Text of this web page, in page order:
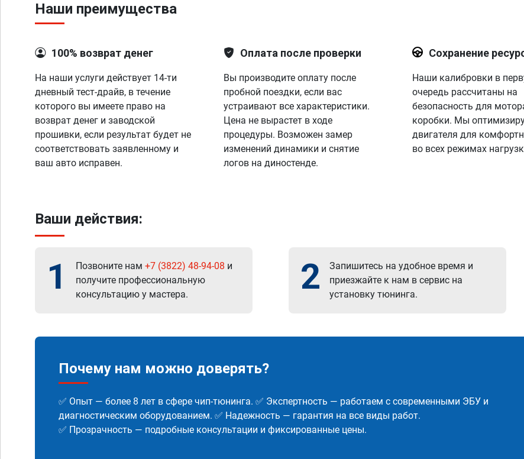
Наши преимущества
100% возврат денег
На наши услуги действует 14-ти
дневный тест-драйв, в течение
которого вы имеете право на
возврат денег и заводской
прошивки, если результат будет не
соответствовать заявленному и
ваш авто исправен.
Оплата после проверки
Вы производите оплату после
пробной поездки, если вас
устраивают все характеристики.
Цена не вырастет в ходе
процедуры. Возможен замер
изменений динамики и снятие
логов на диностенде.
Сохранение
Наши калибровки в
очередь рассчитаны на
безопасность для
коробки. Мы
двигателя для
во всех режимах
Ваши действия:
1 Позвоните нам +7 (3822) 48-94-08 и
получите профессиональную
консультацию у мастера.
2
Запишитесь на удобное время и
приезжайте к нам в сервис на
установку тюнинга.
Почему нам можно доверять?
✅ Опыт — более 8 лет в сфере чип-тюнинга. ✅ Экспертность — работаем с современными ЭБУ и
диагностическим оборудованием. ✅ Надежность — гарантия на все виды работ.
✅ Прозрачность — подробные консультации и фиксированные цены.